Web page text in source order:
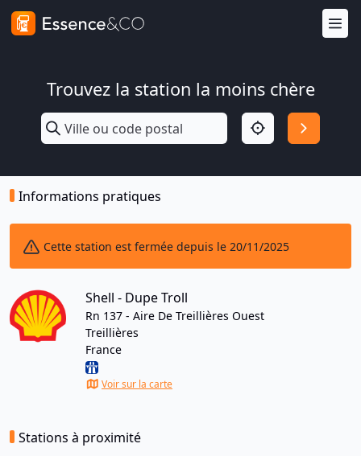
Trouvez la station la moins chère
Informations pratiques
Cette station est fermée depuis le 20/11/2025
Shell - Dupe Troll
Rn 137 - Aire De Treillières Ouest
Treillières
France
Voir sur la carte
Stations à proximité